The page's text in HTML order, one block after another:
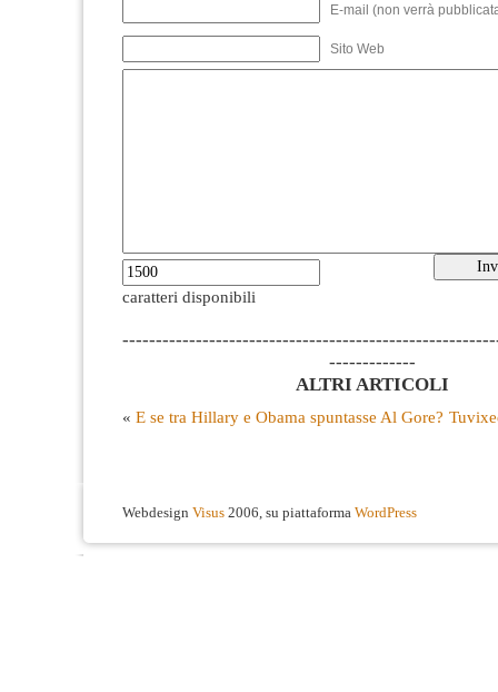
E-mail (non verrà
Sito Web
caratteri disponibili
-------------
ALTRI ARTICOLI
« E se tra Hillary e Obama spuntasse Al Gore?
Webdesign Visus 2006, su piattaforma WordPress